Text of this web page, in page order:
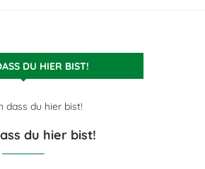
DU HIER BIST!
du hier bist!